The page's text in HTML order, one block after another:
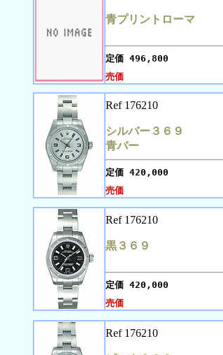
青プリントローマ
定価 496,800
売価
Ref 176210
シルバー３６９
青バー
定価 420,000
売価
Ref 176210
黒３６９
定価 420,000
売価
Ref 176210